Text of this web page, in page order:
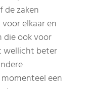
de zaken
elkaar en
die ook voor
wellicht beter
een